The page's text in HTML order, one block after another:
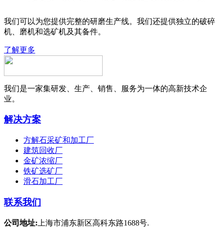
我们可以为您提供完整的研磨生产线。我们还提供独立的破碎
机、磨机和选矿机及其备件。
了解更多
我们是一家集研发、生产、销售、服务为一体的高新技术企
业。
解决方案
方解石采矿和加工厂
建筑回收厂
金矿浓缩厂
铁矿选矿厂
滑石加工厂
联系我们
公司地址: 上海市浦东新区高科东路1688号.